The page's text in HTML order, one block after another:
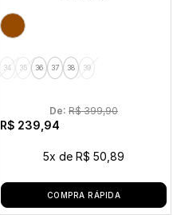
34 35 36 37 38 39
De: R$ 399,90
R$ 239,94
5x de R$ 50,89
COMPRA RÁPIDA